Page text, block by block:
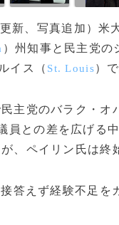
新、写真追加）
）州知事と民主党の
イス（ St. Louis）
主党のバラク・オ
員との差を広げる
、ペイリン氏は終
答えず経験不足を